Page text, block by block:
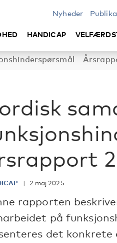
Nyheder
HANDICAP
–
2 maj 2025
rapporten
på
det